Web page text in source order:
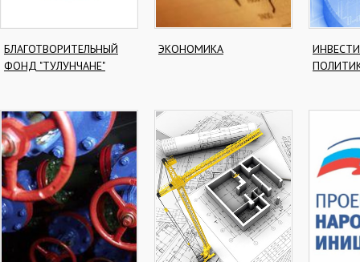
БЛАГОТВОРИТЕЛЬНЫЙ
ФОНД "ТУЛУНЧАНЕ"
ЭКОНОМИКА